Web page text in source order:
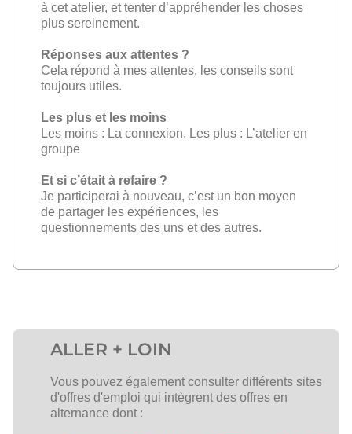
à cet atelier, et tenter d’appréhender les choses
plus sereinement.
Réponses aux attentes ?
Cela répond à mes attentes, les conseils sont
toujours utiles.
Les plus et les moins
Les moins : La connexion. Les plus : L’atelier en
groupe
Et si c’était à refaire ?
Je participerai à nouveau, c’est un bon moyen
de partager les expériences, les
questionnements des uns et des autres.
ALLER + LOIN
Vous pouvez également consulter différents sites
d'offres d'emploi qui intègrent des offres en
alternance dont :